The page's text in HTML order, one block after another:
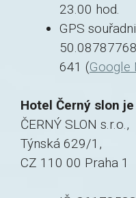
23.00 hod.
GPS
641 (Google
Hotel Černý slon
ČERNÝ SLON s.r.o.,
Týnská 629/1,
CZ 110 00 Praha 1